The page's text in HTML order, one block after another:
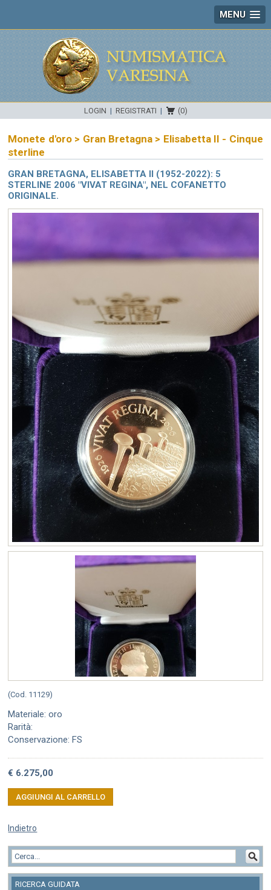
MENU
LOGIN | REGISTRATI | (0)
Monete d'oro> Gran Bretagna> Elisabetta II - Cinque
sterline
GRAN BRETAGNA, ELISABETTA II (1952-2022): 5
STERLINE 2006 "VIVAT REGINA", NEL COFANETTO
ORIGINALE.
(Cod. 11129)
Materiale: oro
Rarità:
Conservazione: FS
€ 6.275,00
AGGIUNGI AL CARRELLO
Indietro
RICERCA GUIDATA